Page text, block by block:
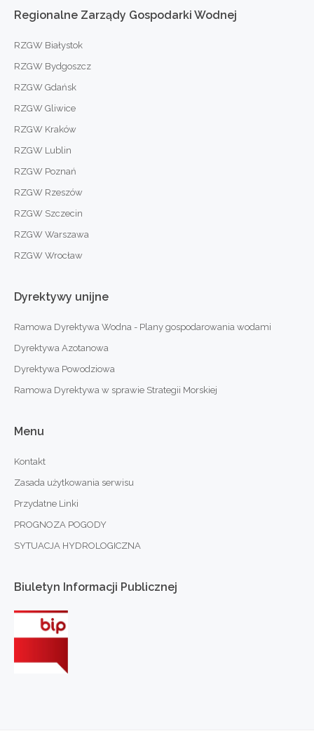
Regionalne Zarządy Gospodarki Wodnej
RZGW Białystok
RZGW Bydgoszcz
RZGW Gdańsk
RZGW Gliwice
RZGW Kraków
RZGW Lublin
RZGW Poznań
RZGW Rzeszów
RZGW Szczecin
RZGW Warszawa
RZGW Wrocław
Dyrektywy unijne
Ramowa Dyrektywa Wodna - Plany gospodarowania wodami
Dyrektywa Azotanowa
Dyrektywa Powodziowa
Ramowa Dyrektywa w sprawie Strategii Morskiej
Menu
Kontakt
Zasada użytkowania serwisu
Przydatne Linki
PROGNOZA POGODY
SYTUACJA HYDROLOGICZNA
Biuletyn Informacji Publicznej